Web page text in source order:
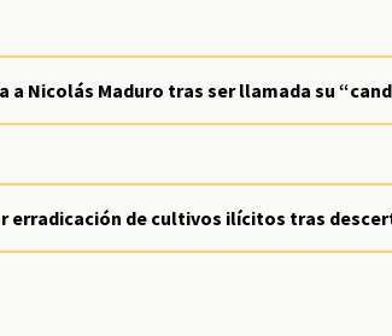
a Nicolás Maduro tras ser llamada su
erradicación de cultivos ilícitos tras